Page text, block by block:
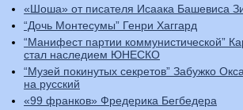
«Шоша» от писателя Исаака Башевиса
“Дочь Монтесумы” Генри Хаггард
“Манифест партии коммунистической”
стал наследием ЮНЕСКО
“Музей покинутых секретов” Забужко
на русский
«99 франков» Фредерика Бегбедера